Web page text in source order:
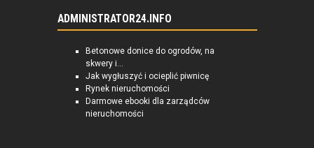
ADMINISTRATOR24.INFO
Betonowe donice do ogrodów, na
skwery i...
Jak wygłuszyć i ocieplić piwnicę
Rynek nieruchomości
Darmowe ebooki dla zarządców
nieruchomości